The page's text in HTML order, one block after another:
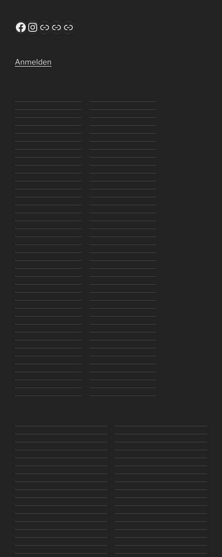
Facebook
Instagram
TusFerndorf.de
WTTV
ClickTT
Anmelden